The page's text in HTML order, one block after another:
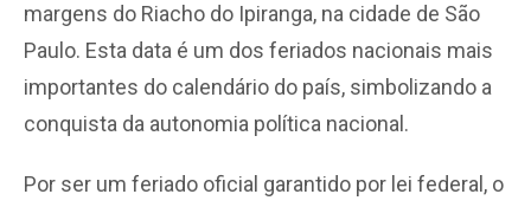
margens do Riacho do Ipiranga, na cidade de São
Paulo. Esta data é um dos feriados nacionais mais
importantes do calendário do país, simbolizando a
conquista da autonomia política nacional.
Por ser um feriado oficial garantido por lei federal, o